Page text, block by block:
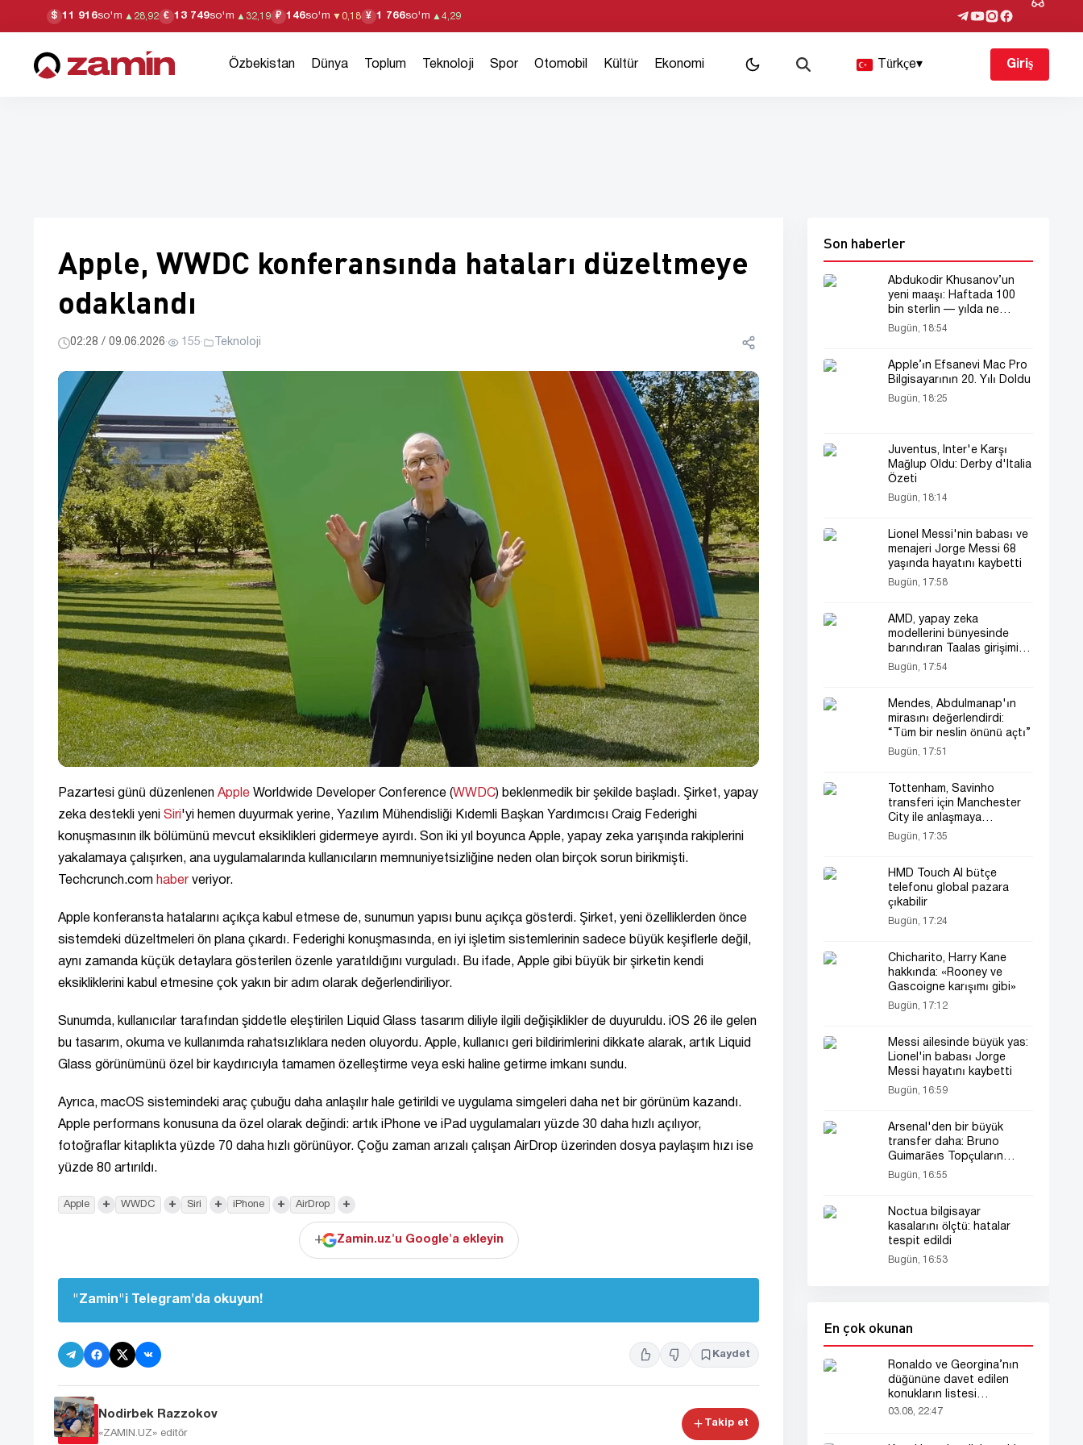
$ 11 916so'm ▲ 28,92 € 13 749so'm ▲ 32,19 ₽ 146so'm ▼ 0,18 ¥ 1 766so'm ▲ 4,29
Özbekistan Dünya Toplum Teknoloji Spor Otomobil Kültür Ekonomi Türkçe▾ Giriş
Apple, WWDC konferansında hataları düzeltmeye
odaklandı
02:28 / 09.06.2026· 155· Teknoloji
Pazartesi günü düzenlenen Apple Worldwide Developer Conference (WWDC) beklenmedik bir şekilde başladı. Şirket, yapay
zeka destekli yeni Siri'yi hemen duyurmak yerine, Yazılım Mühendisliği Kıdemli Başkan Yardımcısı Craig Federighi
konuşmasının ilk bölümünü mevcut eksiklikleri gidermeye ayırdı. Son iki yıl boyunca Apple, yapay zeka yarışında rakiplerini
yakalamaya çalışırken, ana uygulamalarında kullanıcıların memnuniyetsizliğine neden olan birçok sorun birikmişti.
Techcrunch.com haber veriyor.
Apple konferansta hatalarını açıkça kabul etmese de, sunumun yapısı bunu açıkça gösterdi. Şirket, yeni özelliklerden önce
sistemdeki düzeltmeleri ön plana çıkardı. Federighi konuşmasında, en iyi işletim sistemlerinin sadece büyük keşiflerle değil,
aynı zamanda küçük detaylara gösterilen özenle yaratıldığını vurguladı. Bu ifade, Apple gibi büyük bir şirketin kendi
eksikliklerini kabul etmesine çok yakın bir adım olarak değerlendiriliyor.
Sunumda, kullanıcılar tarafından şiddetle eleştirilen Liquid Glass tasarım diliyle ilgili değişiklikler de duyuruldu. iOS 26 ile gelen
bu tasarım, okuma ve kullanımda rahatsızlıklara neden oluyordu. Apple, kullanıcı geri bildirimlerini dikkate alarak, artık Liquid
Glass görünümünü özel bir kaydırıcıyla tamamen özelleştirme veya eski haline getirme imkanı sundu.
Ayrıca, macOS sistemindeki araç çubuğu daha anlaşılır hale getirildi ve uygulama simgeleri daha net bir görünüm kazandı.
Apple performans konusuna da özel olarak değindi: artık iPhone ve iPad uygulamaları yüzde 30 daha hızlı açılıyor,
fotoğraflar kitaplıkta yüzde 70 daha hızlı görünüyor. Çoğu zaman arızalı çalışan AirDrop üzerinden dosya paylaşım hızı ise
yüzde 80 artırıldı.
Apple + WWDC + Siri + iPhone + AirDrop +
+ Zamin.uz'u Google'a ekleyin
"Zamin"i Telegram'da okuyun!
Kaydet
Nodirbek Razzokov
«ZAMIN.UZ» editör
Takip et
Son haberler
Abdukodir Khusanov’un
yeni maaşı: Haftada 100
bin sterlin — yılda ne
kadar?
Bugün, 18:54
Apple’ın Efsanevi Mac Pro
Bilgisayarının 20. Yılı Doldu
Bugün, 18:25
Juventus, Inter'e Karşı
Mağlup Oldu: Derby d'Italia
Özeti
Bugün, 18:14
Lionel Messi'nin babası ve
menajeri Jorge Messi 68
yaşında hayatını kaybetti
Bugün, 17:58
AMD, yapay zeka
modellerini bünyesinde
barındıran Taalas girişimini
satın aldı
Bugün, 17:54
Mendes, Abdulmanap'ın
mirasını değerlendirdi:
“Tüm bir neslin önünü açtı”
Bugün, 17:51
Tottenham, Savinho
transferi için Manchester
City ile anlaşmaya
yaklaşıyor
Bugün, 17:35
HMD Touch AI bütçe
telefonu global pazara
çıkabilir
Bugün, 17:24
Chicharito, Harry Kane
hakkında: «Rooney ve
Gascoigne karışımı gibi»
Bugün, 17:12
Messi ailesinde büyük yas:
Lionel'in babası Jorge
Messi hayatını kaybetti
Bugün, 16:59
Arsenal'den bir büyük
transfer daha: Bruno
Guimarães Topçuların
oyuncusu oldu!
Bugün, 16:55
Noctua bilgisayar
kasalarını ölçtü: hatalar
tespit edildi
Bugün, 16:53
En çok okunan
Ronaldo ve Georgina’nın
düğününe davet edilen
konukların listesi
gündemde
03.08, 22:47